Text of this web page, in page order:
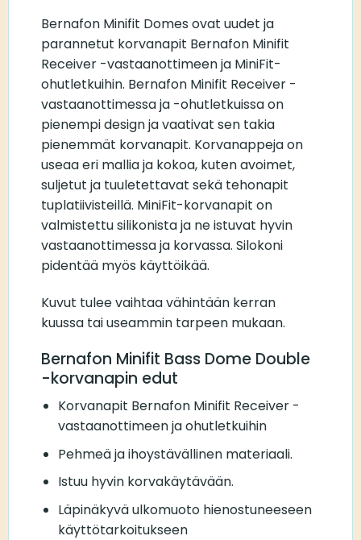
Bernafon Minifit Domes ovat uudet ja
parannetut korvanapit Bernafon Minifit
Receiver -vastaanottimeen ja MiniFit-
ohutletkuihin. Bernafon Minifit Receiver -
vastaanottimessa ja -ohutletkuissa on
pienempi design ja vaativat sen takia
pienemmät korvanapit. Korvanappeja on
useaa eri mallia ja kokoa, kuten avoimet,
suljetut ja tuuletettavat sekä tehonapit
tuplatiivisteillä. MiniFit-korvanapit on
valmistettu silikonista ja ne istuvat hyvin
vastaanottimessa ja korvassa. Silokoni
pidentää myös käyttöikää.
Kuvut tulee vaihtaa vähintään kerran
kuussa tai useammin tarpeen mukaan.
Bernafon Minifit Bass Dome Double
-korvanapin edut
Korvanapit Bernafon Minifit Receiver -
vastaanottimeen ja ohutletkuihin
Pehmeä ja ihoystävällinen materiaali.
Istuu hyvin korvakäytävään.
Läpinäkyvä ulkomuoto hienostuneeseen
käyttötarkoitukseen